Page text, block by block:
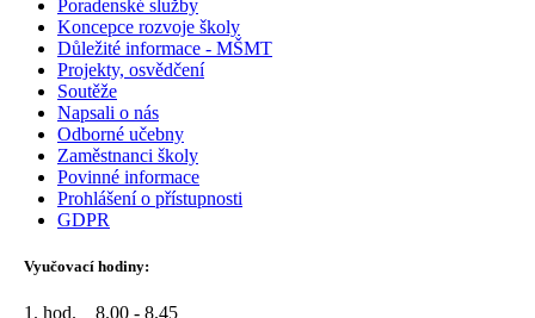
Poradenské služby
Koncepce rozvoje školy
Důležité informace - MŠMT
Projekty, osvědčení
Soutěže
Napsali o nás
Odborné učebny
Zaměstnanci školy
Povinné informace
Prohlášení o přístupnosti
GDPR
Vyučovací hodiny:
1. hod. 8.00 - 8.45